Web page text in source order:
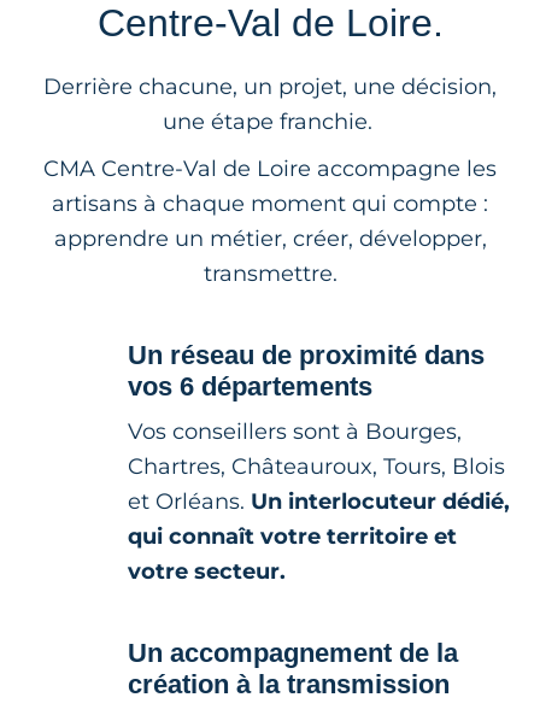
Centre-Val de Loire.
Derrière chacune, un projet, une décision,
une étape franchie.
CMA Centre-Val de Loire accompagne les
artisans à chaque moment qui compte :
apprendre un métier, créer, développer,
transmettre.
Un réseau de proximité dans
vos 6 départements
Vos conseillers sont à Bourges,
Chartres, Châteauroux, Tours, Blois
et Orléans. Un interlocuteur dédié,
qui connaît votre territoire et
votre secteur.
Un accompagnement de la
création à la transmission